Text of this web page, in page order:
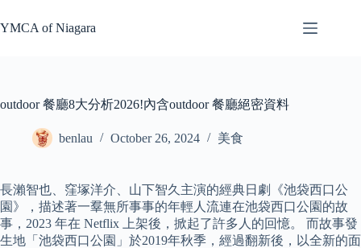
to
content
YMCA of Niagara
outdoor 餐廳8大分析2026!內含outdoor 餐廳絕密資料
benlau October 26, 2024 美食
長瀨智也、窪塚洋介、山下智久主演的經典日劇《池袋西口公
園》，描述著一羣無所事事的年輕人流連在池袋西口公園的故
事，2023 年在 Netflix 上架後，掀起了許多人的回憶。 而故事發
生地「池袋西口公園」於2019年秋季，經過翻新後，以全新的面